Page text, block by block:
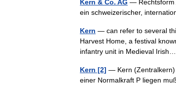
Kern & Co. AG — Rechtsform
ein schweizerischer,
Kern — can refer to several
Harvest Home, a festival
infantry unit in Medieval
Kern [2] — Kern (Zentralkern)
einer Normalkraft P liegen